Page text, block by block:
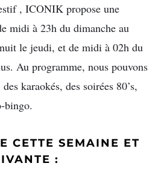
, ICONIK propose une
midi à 23h du dimanche au
le jeudi, et de midi à 02h du
Au programme, nous pouvons
karaokés, des soirées 80’s,
bingo.
CETTE SEMAINE ET
: